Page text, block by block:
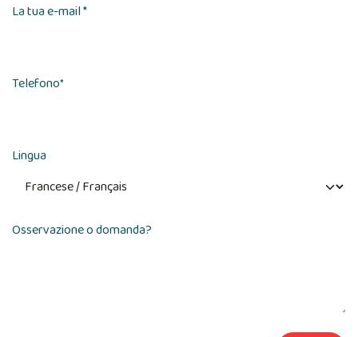
La tua e-mail *
Telefono*
Lingua
Osservazione o domanda?